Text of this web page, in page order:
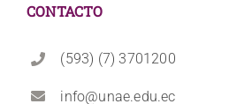
CONTACTO
(593) (7) 3701200
info@unae.edu.ec